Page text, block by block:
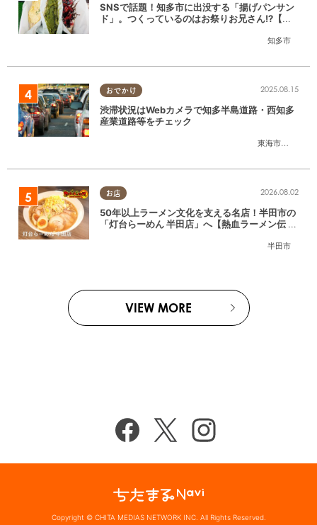
知多市
SNSで話題！知多市に出没する「揚げパンサン
ド」。つくっているのはお祭りお兄さん!?【ち
おでかけ
東海市
,大府市
2025.08.15
渋滞状況はWebカメラで知多半島道路・西知多
産業道路等をチェック
お店
半田市
2026.08.02
50年以上ラーメン文化を支える名店！半田市の
「灯台らーめん 半田店」へ【熱血ラーメン伝 8
VIEW MORE
Copyright © CHITA MEDIAS NETWORK INC. All Rights Reserved.